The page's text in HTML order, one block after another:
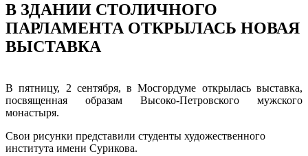
В ЗДАНИИ СТОЛИЧНОГО
ПАРЛАМЕНТА ОТКРЫЛАСЬ НОВАЯ
ВЫСТАВКА
В пятницу, 2 сентября, в Мосгордуме открылась выставка,
посвященная образам Высоко-Петровского мужского
монастыря.
Свои рисунки представили студенты художественного
института имени Сурикова.